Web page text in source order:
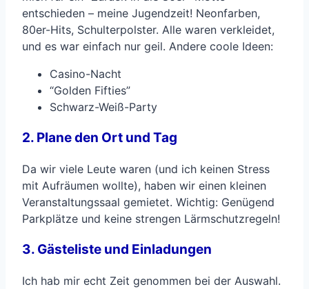
entschieden – meine Jugendzeit! Neonfarben,
80er-Hits, Schulterpolster. Alle waren verkleidet,
und es war einfach nur geil. Andere coole Ideen:
Casino-Nacht
“Golden Fifties”
Schwarz-Weiß-Party
2. Plane den Ort und Tag
Da wir viele Leute waren (und ich keinen Stress
mit Aufräumen wollte), haben wir einen kleinen
Veranstaltungssaal gemietet. Wichtig: Genügend
Parkplätze und keine strengen Lärmschutzregeln!
3. Gästeliste und Einladungen
Ich hab mir echt Zeit genommen bei der Auswahl.